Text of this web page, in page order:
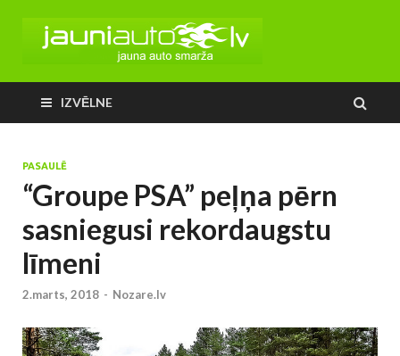
IZVĒLNE
PASAULĒ
“Groupe PSA” peļņa pērn
sasniegusi rekordaugstu
līmeni
2.marts, 2018 - Nozare.lv